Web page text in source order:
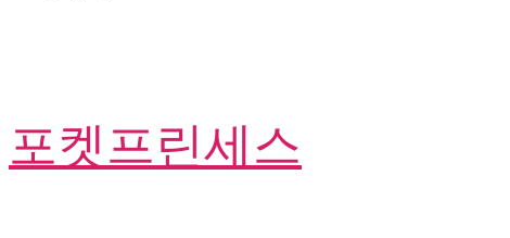
포켓프린세스